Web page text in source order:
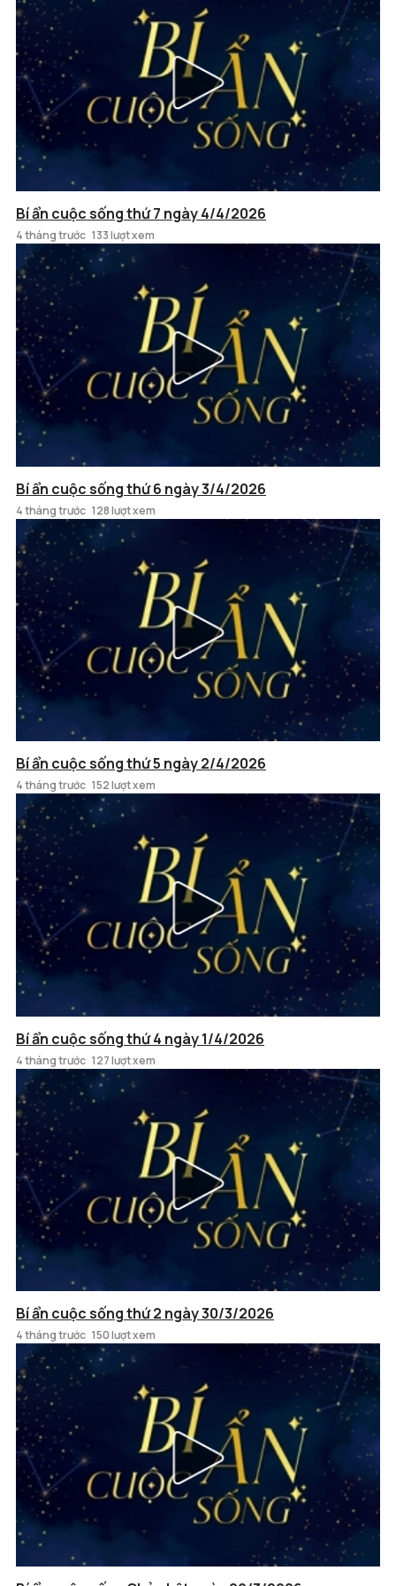
Bí ẩn cuộc sống thứ 7 ngày 4/4/2026
4 tháng trước 133 lượt xem
Bí ẩn cuộc sống thứ 6 ngày 3/4/2026
4 tháng trước 128 lượt xem
Bí ẩn cuộc sống thứ 5 ngày 2/4/2026
4 tháng trước 152 lượt xem
Bí ẩn cuộc sống thứ 4 ngày 1/4/2026
4 tháng trước 127 lượt xem
Bí ẩn cuộc sống thứ 2 ngày 30/3/2026
4 tháng trước 150 lượt xem